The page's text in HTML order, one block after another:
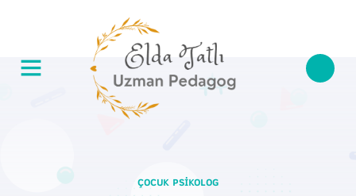
ÇOCUK PSIKOLOG